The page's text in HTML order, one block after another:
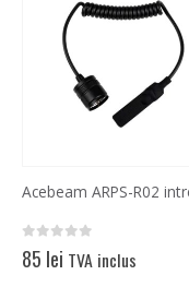
0 out of 5
85 lei TVA inclus